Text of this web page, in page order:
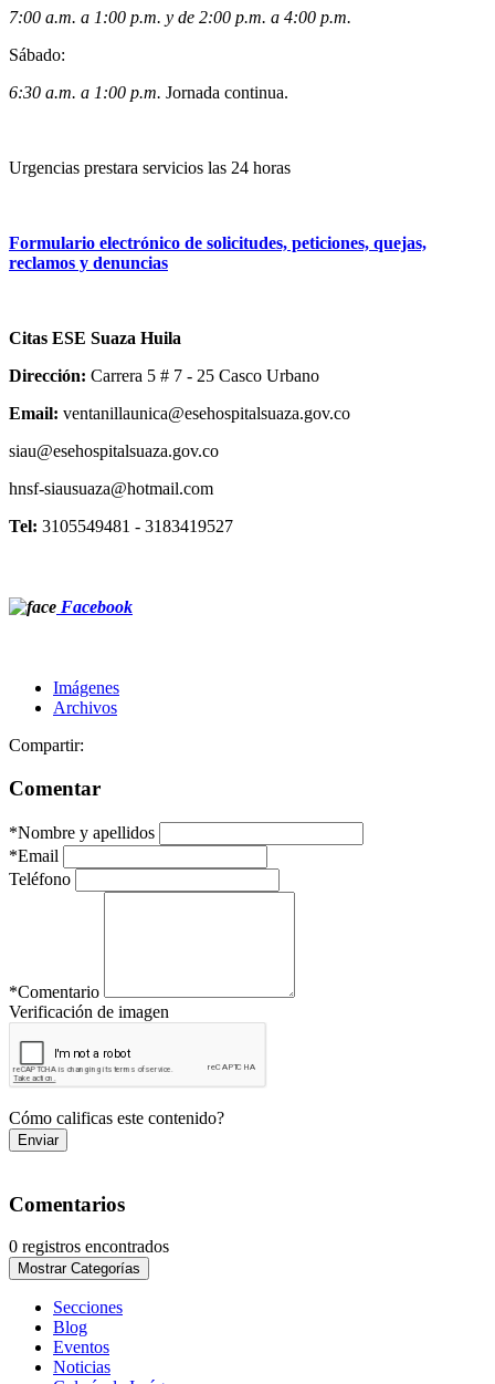
7:00 a.m. a 1:00 p.m. y de 2:00 p.m. a 4:00 p.m.
Sábado:
6:30 a.m. a 1:00 p.m. Jornada continua.
Urgencias prestara servicios las 24 horas
Formulario electrónico de solicitudes, peticiones, quejas,
reclamos y denuncias
Citas ESE Suaza Huila
Dirección: Carrera 5 # 7 - 25 Casco Urbano
Email: ventanillaunica@esehospitalsuaza.gov.co
hnsf-siausuaza@hotmail.com
Tel: 3105549481 - 3183419527
Facebook
Imágenes
Archivos
Compartir:
Comentar
*Nombre y apellidos
*Email
Teléfono
*Comentario
Verificación de imagen
Cómo calificas este contenido?
Enviar
Comentarios
0 registros encontrados
Mostrar Categorías
Secciones
Blog
Eventos
Noticias